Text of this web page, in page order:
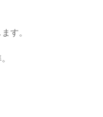
す。